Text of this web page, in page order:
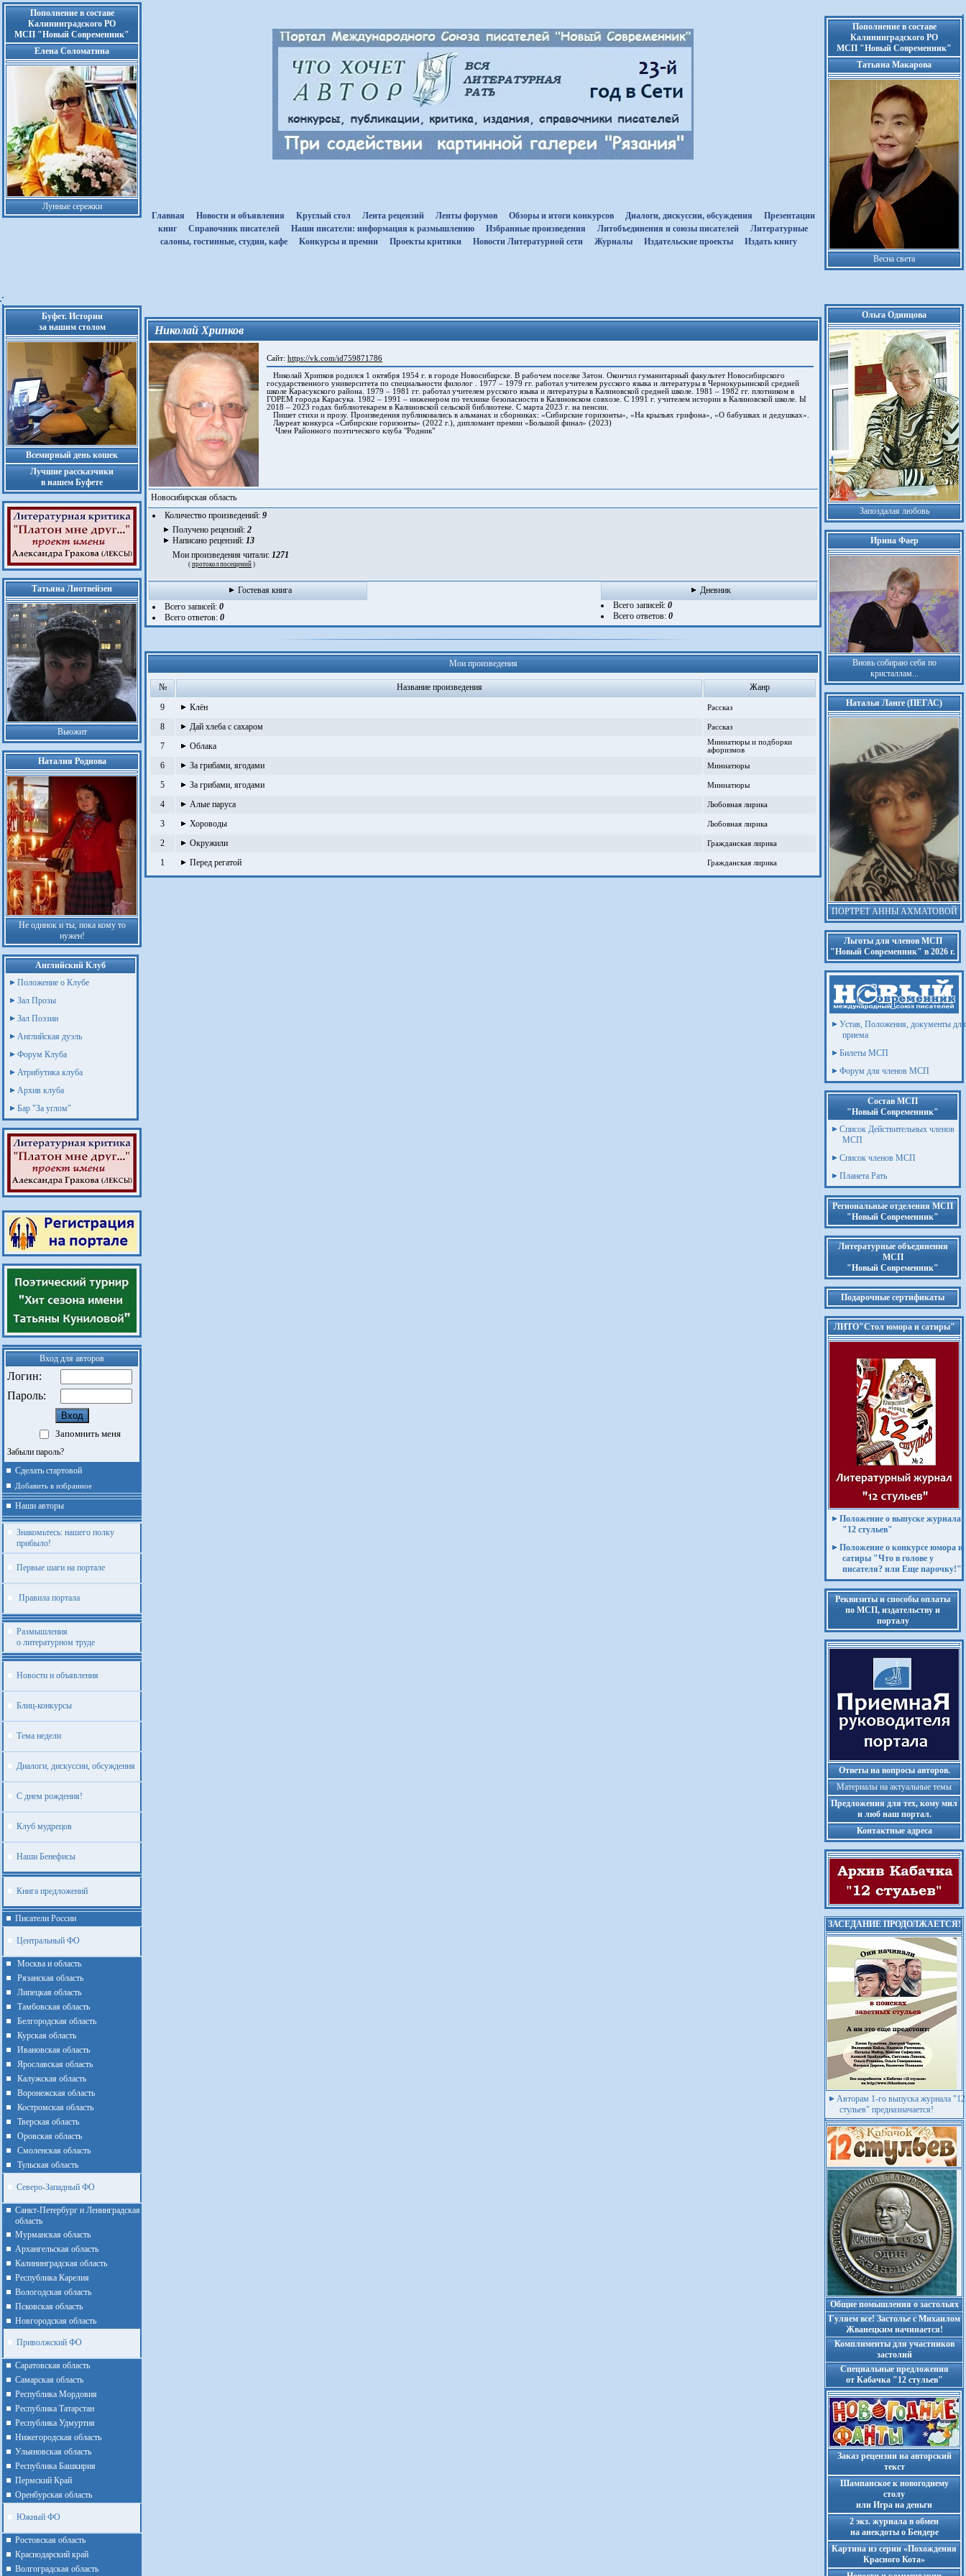
Пополнение в составе
Калининградского РО
МСП "Новый Современник"
Елена Соломатина
Лунные сережки
Главная
Новости и объявления Круглый стол Лента рецензий Ленты форумов Обзоры и итоги конкурсов Диалоги, дискуссии, обсуждения
Презентации
книг
Cправочник писателей Наши писатели: информация к размышлению Избранные произведения Литобъединения и союзы писателей
Литературные
салоны, гостинные, студии, кафе
Kонкурсы и премии Проекты критики Новости Литературной сети Журналы Издательские проекты Издать книгу
Пополнение в составе
Калининградского РО
МСП "Новый Современник"
Татьяна Макарова
Весна света
Буфет. Истории
за нашим столом
Всемирный день кошек
Лучшие рассказчики
в нашем Буфете
Татьяна Лиотвейзен
Вьюжит
Наталия Роднова
Не одинок и ты, пока кому то
нужен!
Английский Клуб
Положение о Клубе
Зал Прозы
Зал Поэзии
Английская дуэль
Форум Клуба
Атрибутика клуба
Архив клуба
Бар "За углом"
Вход для авторов
Логин:
Пароль:
Запомнить меня
Забыли пароль?
Сделать стартовой
Добавить в избранное
Наши авторы
Знакомьтесь: нашего полку
прибыло!
Первые шаги на портале
Правила портала
Размышления
о литературном труде
Новости и объявления
Блиц-конкурсы
Тема недели
Диалоги, дискуссии, обсуждения
С днем рождения!
Клуб мудрецов
Наши Бенефисы
Книга предложений
Писатели России
Центральный ФО
Москва и область
Рязанская область
Липецкая область
Тамбовская область
Белгородская область
Курская область
Ивановская область
Ярославская область
Калужская область
Воронежская область
Костромская область
Тверская область
Оровская область
Смоленская область
Тульская область
Северо-Западный ФО
Санкт-Петербург и Ленинградская
область
Мурманская область
Архангельская область
Калининградская область
Республика Карелия
Вологодская область
Псковская область
Новгородская область
Приволжский ФО
Cаратовская область
Cамарская область
Республика Мордовия
Республика Татарстан
Республика Удмуртия
Нижегородская область
Ульяновская область
Республика Башкирия
Пермский Край
Оренбурская область
Южный ФО
Ростовская область
Краснодарский край
Волгоградская область
Николай Хрипков
Сайт: https://vk.com/id759871786
Николай Хрипков родился 1 октября 1954 г. в городе Новосибирске. В рабочем поселке Затон. Окончил гуманитарный факультет Новосибирского
государственного университета по специальности филолог . 1977 – 1979 гг. работал учителем русского языка и литературы в Чернокурьинской средней
школе Карасукского района. 1979 – 1981 гг. работал учителем русского языка и литературы в Калиновской средней школе. 1981 – 1982 гг. плотником в
ГОРЕМ города Карасука. 1982 – 1991 – инженером по технике безопасности в Калиновском совхозе. С 1991 г. учителем истории в Калиновской школе. Ы
2018 – 2023 годах библиотекарем в Калиновской сельской библиотеке. С марта 2023 г. на пенсии.
Пишет стихи и прозу. Произведения публиковались в альманах и сборниках: «Сибирские горизонты», «На крыльях грифона», «О бабушках и дедушках».
Лауреат конкурса «Сибирские горизонты» (2022 г.), дипломант премии «Большой финал» (2023)
Член Районного поэтического клуба "Родник"
Новосибирская область
Количество произведений: 9
Получено рецензий: 2
Написано рецензий: 13
Мои произведения читали: 1271
( протокол посещений )
Гостевая книга
Дневник
Всего записей: 0
Всего ответов: 0
Всего записей: 0
Всего ответов: 0
Мои произведения
№ Название произведения
Жанр
9
Клён Рассказ
8 Дай хлеба с сахаром Рассказ
7 Облака
Миниатюры и подборки
афоризмов
6 За грибами, ягодами Миниатюры
5 За грибами, ягодами Миниатюры
4 Алые паруса Любовная лирика
3 Хороводы Любовная лирика
2 Окружили Гражданская лирика
1 Перед регатой Гражданская лирика
Ольга Одинцова
Запоздалая любовь
Ирина Фаер
Вновь собираю себя по
кристаллам...
Наталья Ланге (ПЕГАС)
ПОРТРЕТ АННЫ АХМАТОВОЙ
Льготы для членов МСП
"Новый Современник" в 2026 г.
Устав, Положения, документы для
приема
Билеты МСП
Форум для членов МСП
Состав МСП
"Новый Современник"
Список Действительных членов
МСП
Список членов МСП
Планета Рать
Региональные отделения МСП
"Новый Современник"
Литературные объединения
МСП
"Новый Современник"
Подарочные сертификаты
ЛИТО"Стол юмора и сатиры"
Положение о выпуске журнала
"12 стульев"
Положение о конкурсе юмора и
сатиры "Что в голове у
писателя? или Еще парочку!"
Реквизиты и способы оплаты
по МСП, издательству и
порталу
Ответы на вопросы авторов.
Материалы на актуальные темы
Предложения для тех, кому мил
и люб наш портал.
Контактные адреса
ЗАСЕДАНИЕ ПРОДОЛЖАЕТСЯ!
Авторам 1-го выпуска журнала "12
стульев" предназначается!
Общие помышления о застольях
Гуляем все! Застолье с Михаилом
Жванецким начинается!
Комплименты для участников
застолий
Cпециальные предложения
от Кабачка "12 стульев"
Заказ рецензии на авторский
текст
Шампанское к новогоднему
столу
или Игра на деньги
2 экз. журнала в обмен
на анекдоты о Бендере
Картина из серии «Похождения
Красного Кота»